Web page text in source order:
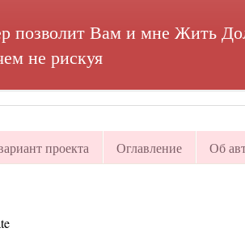
позволит Вам и мне Жить
не рискуя
проекта Оглавление Об